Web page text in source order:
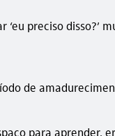
preciso disso?’
de
para aprender,